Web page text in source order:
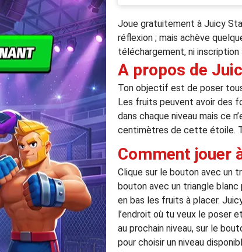
Joue gratuitement à Juicy
réflexion ; mais achève
téléchargement, ni inscription
A propos de
Ton objectif est de poser
Les fruits peuvent avoir des
dans chaque niveau mais ce
centimètres de cette étoile.
Comment jouer
Clique sur le bouton avec un
bouton avec un triangle blanc
en bas les fruits à placer.
l’endroit où tu veux le poser
au prochain niveau, sur le
pour choisir un niveau